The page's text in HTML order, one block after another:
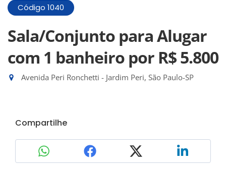
Código 1040
Sala/Conjunto para Alugar
com 1 banheiro por R$ 5.800
Avenida Peri Ronchetti - Jardim Peri, São Paulo-SP
Compartilhe